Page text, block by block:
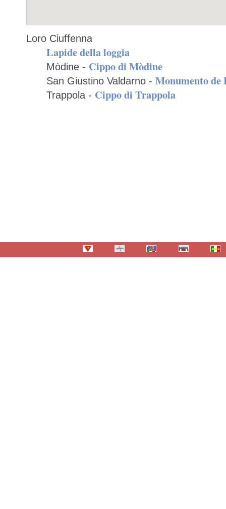
Loro Ciuffenna
Lapide della loggia
Mòdine - Cippo di Mòdine
San Giustino Valdarno - Monumento
Trappola - Cippo di Trappola